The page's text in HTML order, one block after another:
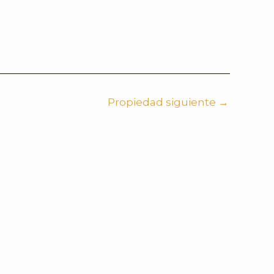
Propiedad siguiente →